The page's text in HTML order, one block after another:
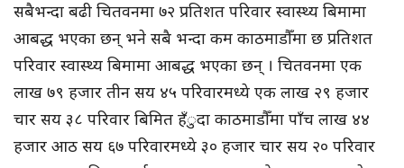
सबैभन्दा बढी चितवनमा ७२ प्रतिशत परिवार स्वास्थ्य बिमामा
आबद्ध भएका छन् भने सबै भन्दा कम काठमाडौँमा छ प्रतिशत
परिवार स्वास्थ्य बिमामा आबद्ध भएका छन् । चितवनमा एक
लाख ७९ हजार तीन सय ४५ परिवारमध्ये एक लाख २९ हजार
चार सय ३८ परिवार बिमित हँुदा काठमाडौँमा पाँच लाख ४४
हजार आठ सय ६७ परिवारमध्ये ३० हजार चार सय २० परिवार